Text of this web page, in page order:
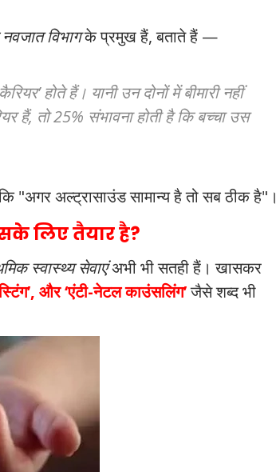
विभागके प्रमुख हैं, बताते हैं —
होते हैं। यानी उन दोनों में बीमारी नहीं
हैं, तो 25% संभावना होती है कि बच्चा उस
"अगर अल्ट्रासाउंड सामान्य है तो सब ठीक है"।
लिए तैयार है?
स्वास्थ्य सेवाएंअभी भी सतही हैं। खासकर
और ‘एंटी-नेटल काउंसलिंग’जैसे शब्द भी